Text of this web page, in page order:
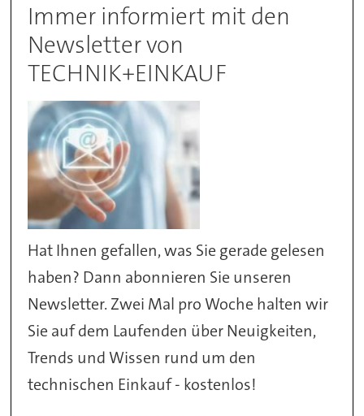
Immer informiert mit den
Newsletter von
TECHNIK+EINKAUF
Hat Ihnen gefallen, was Sie gerade gelesen
haben? Dann abonnieren Sie unseren
Newsletter. Zwei Mal pro Woche halten wir
Sie auf dem Laufenden über Neuigkeiten,
Trends und Wissen rund um den
technischen Einkauf - kostenlos!